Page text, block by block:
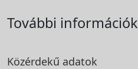
További információk
Közérdekű adatok